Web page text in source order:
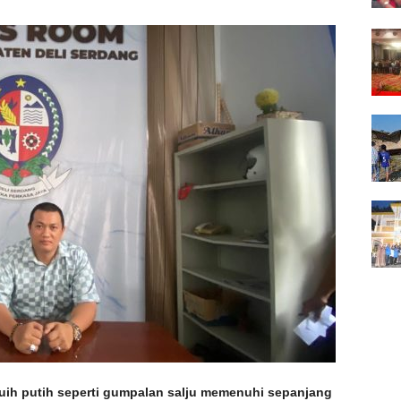
putih seperti gumpalan salju memenuhi sepanjang